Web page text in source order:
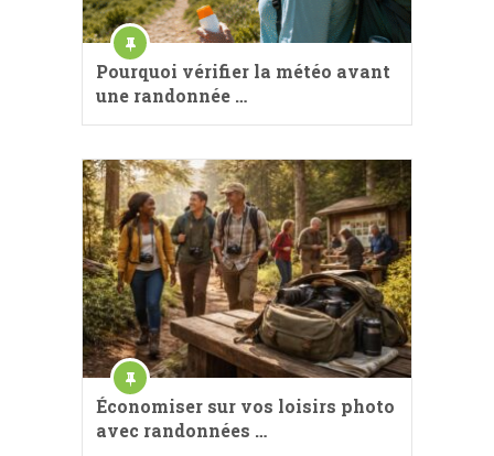
Pourquoi vérifier la météo avant
une randonnée …
Économiser sur vos loisirs photo
avec randonnées …